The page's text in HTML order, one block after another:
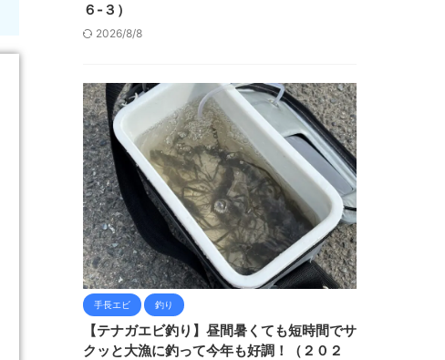
６-３）
2026/8/8
手長エビ 釣り
【テナガエビ釣り】昼間暑くても短時間でサ
クッと大漁に釣って今年も好調！（２０２